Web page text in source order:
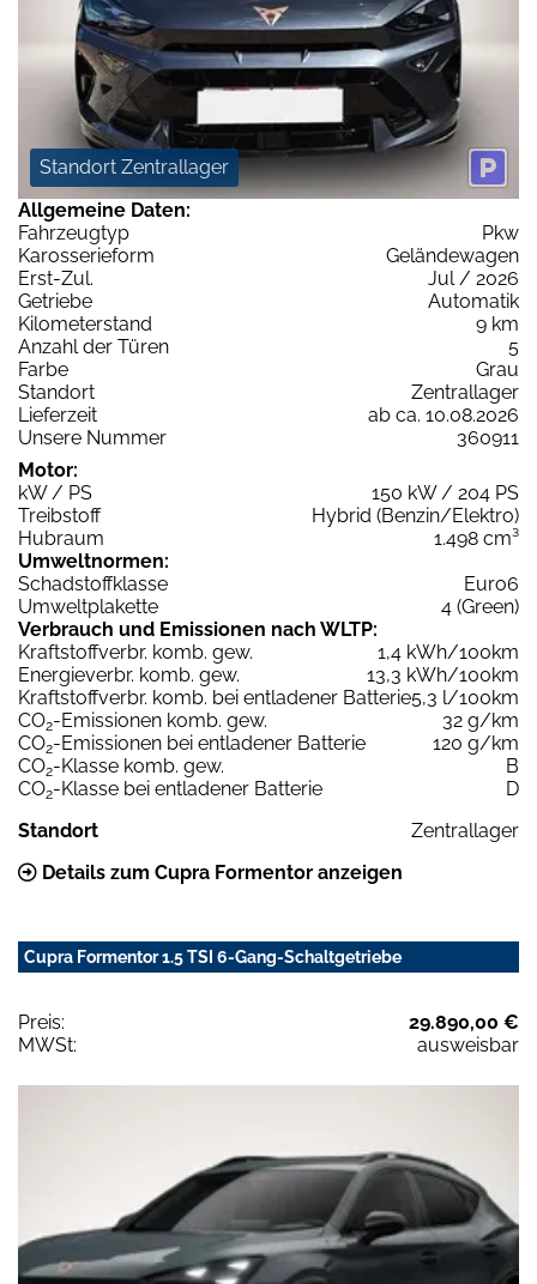
Standort Zentrallager
Allgemeine Daten:
Fahrzeugtyp
Pkw
Karosserieform
Geländewagen
Erst-Zul.
Jul / 2026
Getriebe
Automatik
Kilometerstand
9 km
Anzahl der Türen
5
Farbe
Grau
Standort
Zentrallager
Lieferzeit
ab ca. 10.08.2026
Unsere Nummer
360911
Motor:
kW / PS
150 kW / 204 PS
Treibstoff
Hybrid (Benzin/Elektro)
Hubraum
1.498 cm³
Umweltnormen:
Schadstoffklasse
Euro6
Umweltplakette
4 (Green)
Verbrauch und Emissionen nach WLTP:
Kraftstoffverbr. komb. gew.
1,4 kWh/100km
Energieverbr. komb. gew.
13,3 kWh/100km
Kraftstoffverbr. komb. bei entladener Batterie5,3 l/100km
CO2-Emissionen komb. gew.
32 g/km
CO2-Emissionen bei entladener Batterie
120 g/km
CO2-Klasse komb. gew.
B
CO2-Klasse bei entladener Batterie
D
Standort
Zentrallager
Details zum Cupra Formentor anzeigen
Cupra Formentor 1.5 TSI 6-Gang-Schaltgetriebe
Preis:
29.890,00 €
MWSt:
ausweisbar